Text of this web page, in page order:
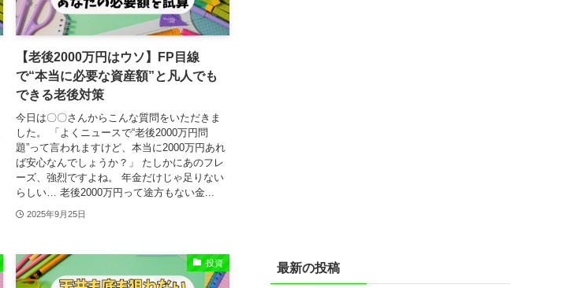
【老後2000万円はウソ】FP目線
で“本当に必要な資産額”と凡人でも
できる老後対策
今日は〇〇さんからこんな質問をいただきま
した。 「よくニュースで“老後2000万円問
題”って言われますけど、本当に2000万円あれ
ば安心なんでしょうか？」 たしかにあのフレ
ーズ、強烈ですよね。 年金だけじゃ足りない
らしい… 老後2000万円って途方もない金...
2025年9月25日
投資 最新の投稿